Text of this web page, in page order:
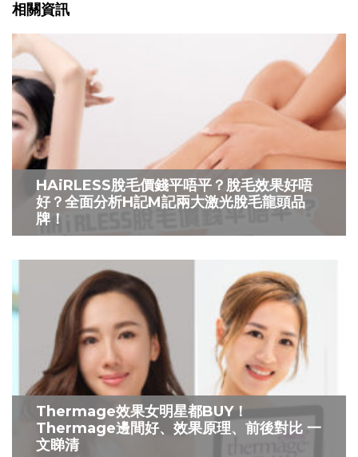
相關資訊
HAiRLESS脫毛價錢平唔平？脫毛效果好唔
好？全面分析H記M記兩大激光脫毛龍頭品
牌！
Thermage效果女明星都BUY！
Thermage邊間好、效果原理、前後對比 一
文睇清